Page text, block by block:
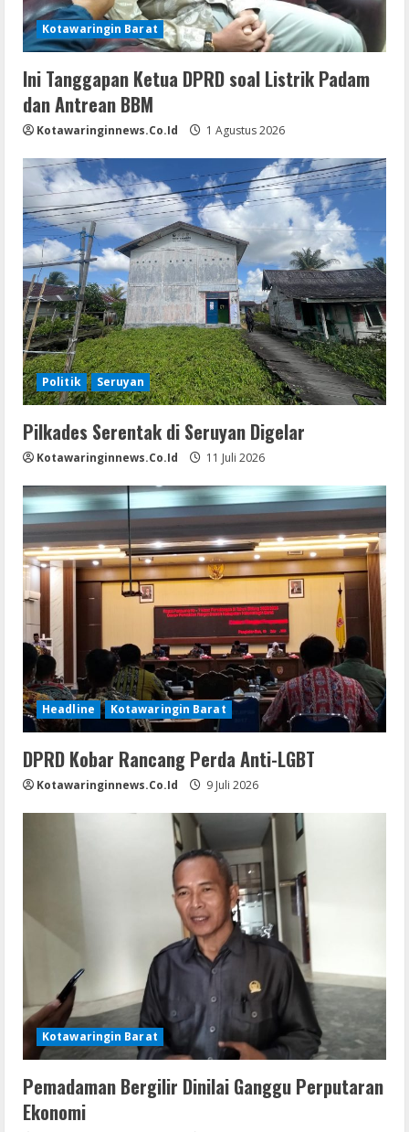
Kotawaringin Barat
Ini Tanggapan Ketua DPRD soal Listrik Padam
dan Antrean BBM
Kotawaringinnews.co.id 1 Agustus 2026
Politik Seruyan
Pilkades Serentak di Seruyan Digelar
Kotawaringinnews.co.id 11 Juli 2026
Headline Kotawaringin Barat
DPRD Kobar Rancang Perda Anti-LGBT
Kotawaringinnews.co.id 9 Juli 2026
Kotawaringin Barat
Pemadaman Bergilir Dinilai Ganggu Perputaran
Ekonomi